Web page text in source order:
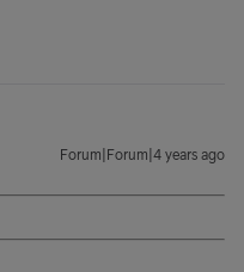
Forum|Forum|4 years ago